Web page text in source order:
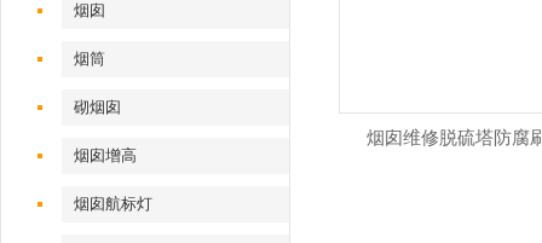
烟囱
烟筒
砌烟囱
烟囱增高
烟囱航标灯
烟囱维修脱硫塔防腐